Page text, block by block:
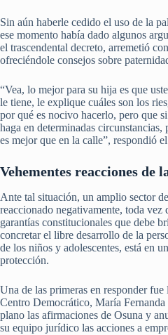
Sin aún haberle cedido el uso de la
ese momento había dado algunos
el trascendental decreto, arremetió
ofreciéndole consejos sobre
“Vea, lo mejor para su hija es que
le tiene, le explique cuáles son los
por qué es nocivo hacerlo, pero que
haga en determinadas circunstancias,
es mejor que en la calle”, respondió
Vehementes reacciones de
Ante tal situación, un amplio sector
reaccionado negativamente, toda vez
garantías constitucionales que debe
concretar el libre desarrollo de la
de los niños y adolescentes, está en
protección.
Una de las primeras en responder fue
Centro Democrático, María
plano las afirmaciones de Osuna y
su equipo jurídico las acciones a